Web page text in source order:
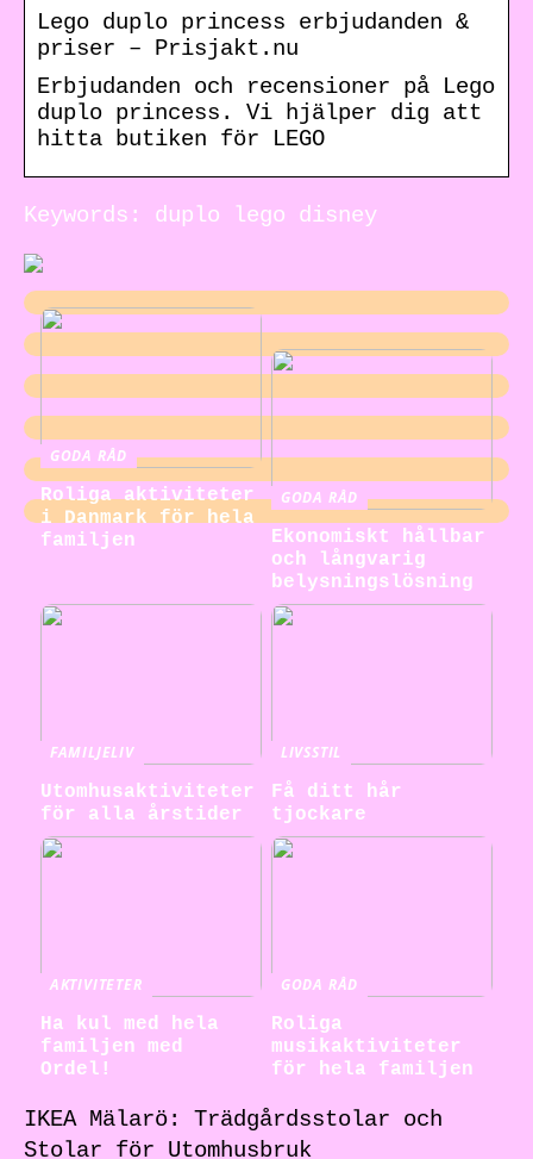
Lego duplo princess erbjudanden &
priser – Prisjakt.nu
Erbjudanden och recensioner på Lego
duplo princess. Vi hjälper dig att
hitta butiken för LEGO
Keywords: duplo lego disney
GODA RÅD
Roliga aktiviteter
i Danmark för hela
familjen
GODA RÅD
Ekonomiskt hållbar
och långvarig
belysningslösning
FAMILJELIV
Utomhusaktiviteter
för alla årstider
LIVSSTIL
Få ditt hår
tjockare
AKTIVITETER
Ha kul med hela
familjen med
Ordel!
GODA RÅD
Roliga
musikaktiviteter
för hela familjen
IKEA Mälarö: Trädgårdsstolar och
Stolar för Utomhusbruk